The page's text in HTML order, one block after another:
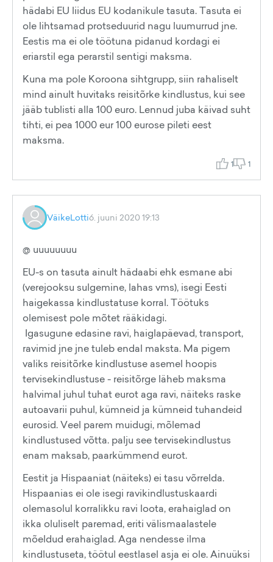
hädabi EU liidus EU kodanikule tasuta. Tasuta ei
ole lihtsamad protseduurid nagu luumurrud jne.
Eestis ma ei ole töötuna pidanud kordagi ei
eriarstil ega perarstil sentigi maksma.
Kuna ma pole Koroona sihtgrupp, siin rahaliselt
mind ainult huvitaks reisitõrke kindlustus, kui see
jääb tublisti alla 100 euro. Lennud juba käivad suht
tihti, ei pea 1000 eur 100 eurose pileti eest
maksma.
1 1
VäikeLotti6. juuni 2020 19:13
@ uuuuuuuu
EU-s on tasuta ainult hädaabi ehk esmane abi
(verejooksu sulgemine, lahas vms), isegi Eesti
haigekassa kindlustatuse korral. Töötuks
olemisest pole mõtet rääkidagi.
Igasugune edasine ravi, haiglapäevad, transport,
ravimid jne jne tuleb endal maksta. Ma pigem
valiks reisitõrke kindlustuse asemel hoopis
tervisekindlustuse - reisitõrge läheb maksma
halvimal juhul tuhat eurot aga ravi, näiteks raske
autoavarii puhul, kümneid ja kümneid tuhandeid
eurosid. Veel parem muidugi, mõlemad
kindlustused võtta. palju see tervisekindlustus
enam maksab, paarkümmend eurot.
Eestit ja Hispaaniat (näiteks) ei tasu võrrelda.
Hispaanias ei ole isegi ravikindlustuskaardi
olemasolul korralikku ravi loota, erahaiglad on
ikka oluliselt paremad, eriti välismaalastele
mõeldud erahaiglad. Aga nendesse ilma
kindlustuseta, töötul eestlasel asja ei ole. Ainuüksi